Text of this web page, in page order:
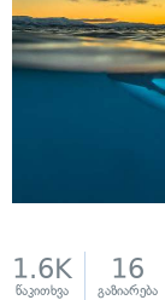
1.6K
წაკითხვა
16
გაზიარება